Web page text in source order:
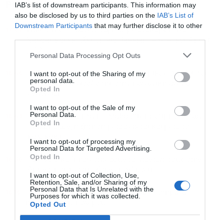
IAB’s list of downstream participants. This information may
also be disclosed by us to third parties on the IAB’s List of
Downstream Participants that may further disclose it to other
Personal Data Processing Opt Outs
I want to opt-out of the Sharing of my
personal data.
Opted In
I want to opt-out of the Sale of my
Personal Data.
Opted In
I want to opt-out of processing my
Personal Data for Targeted Advertising.
Opted In
I want to opt-out of Collection, Use,
Retention, Sale, and/or Sharing of my
Personal Data that Is Unrelated with the
Purposes for which it was collected.
Opted Out
ΡΟΗ ΕΙΔΗΣΕΩΝ ΔΗΜΟΦΙΛΗ
17:01
Wall Street: Πράσινο ταμπλό με ανάκαμψη για
Nasdaq και εκτόξευση για tlassian (+34%) και Airbnb
Η Deloitte Ελλάδος χρηματοοικονομικός σύμβουλος
της ΔΕΗ στην είσοδό της στην πολωνική αγορά
ενέργειας
ΕΟΤ: Σταθερά ψηλά η Ελλάδα στις προτιμήσεις των
Ευρωπαίων, η ζήτηση μεταφέρεται και μετά το
καλοκαίρι
Τα ελληνικά funds στρέφουν τα “ραντάρ” τους στην
EFA Group: Νέο deal με Κύπρο για συστήματα
ηλεκτρονικού πολέμου